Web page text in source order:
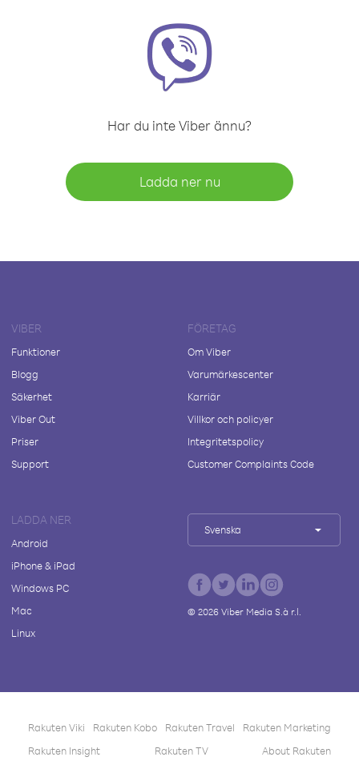
Har du inte Viber ännu?
Ladda ner nu
VIBER
Funktioner
Blogg
Säkerhet
Viber Out
Priser
Support
FÖRETAG
Om Viber
Varumärkescenter
Karriär
Villkor och policyer
Integritetspolicy
Customer Complaints Code
LADDA NER
Android
iPhone & iPad
Windows PC
Mac
Linux
Svenska
© 2026Viber Media S.à r.l.
Rakuten Viki Rakuten Kobo Rakuten Travel
Rakuten Marketing
Rakuten Insight
Rakuten TV About Rakuten